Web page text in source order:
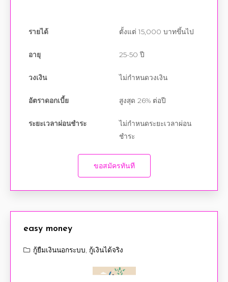
รายได้ ตั้งแต่ 15,000 บาทขึ้นไป
อายุ 25-50 ปี
วงเงิน ไม่กำหนดวงเงิน
อัตราดอกเบี้ย สูงสุด 26% ต่อปี
ระยะเวลาผ่อนชำระ
ไม่กำหนดระยะเวลาผ่อน
ชำระ
ขอสมัครทันที
easy money
กู้ยืมเงินนอกระบบ กู้เงินได้จริง